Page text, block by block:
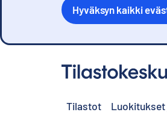
Hyväksyn kaikki
Tilastot